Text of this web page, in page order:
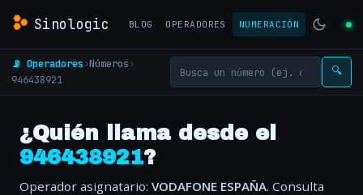
Sinologic BLOG OPERADORES NUMERACIÓN
📡 Operadores›Números›
946438921
🔍
¿Quién llama desde el
946438921?
Operador asignatario: VODAFONE ESPAÑA. Consulta